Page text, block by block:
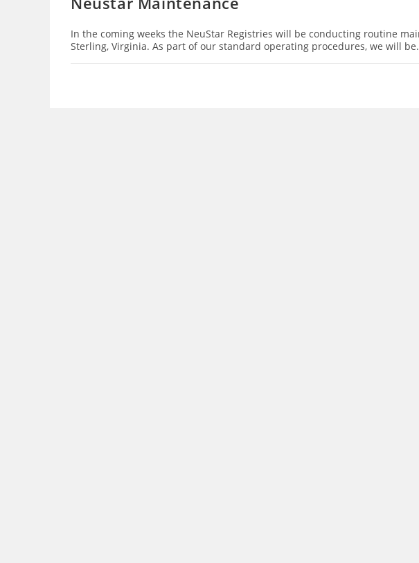
In the coming weeks the NeuStar Registries will be conducting routine
Sterling, Virginia. As part of our standard operating procedures, we will